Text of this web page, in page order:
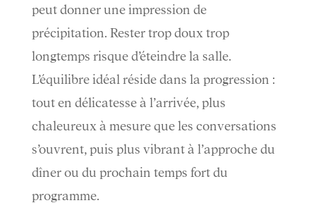
peut donner une impression de
précipitation. Rester trop doux trop
longtemps risque d’éteindre la salle.
L’équilibre idéal réside dans la progression :
tout en délicatesse à l’arrivée, plus
chaleureux à mesure que les conversations
s’ouvrent, puis plus vibrant à l’approche du
dîner ou du prochain temps fort du
programme.